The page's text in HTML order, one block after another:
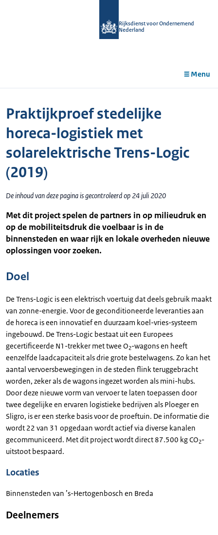
Rijksdienst voor Ondernemend
Nederland
Menu
Praktijkproef stedelijke
horeca-logistiek met
solarelektrische Trens-Logic
(2019)
De inhoud van deze pagina is gecontroleerd op 24 juli 2020
Met dit project spelen de partners in op milieudruk en
op de mobiliteitsdruk die voelbaar is in de
binnensteden en waar rijk en lokale overheden nieuwe
oplossingen voor zoeken.
Doel
De Trens-Logic is een elektrisch voertuig dat deels gebruik maakt
van zonne-energie. Voor de geconditioneerde leveranties aan
de horeca is een innovatief en duurzaam koel-vries-systeem
ingebouwd. De Trens-Logic bestaat uit een Europees
gecertificeerde N1-trekker met twee O2-wagons en heeft
eenzelfde laadcapaciteit als drie grote bestelwagens. Zo kan het
aantal vervoersbewegingen in de steden flink teruggebracht
worden, zeker als de wagons ingezet worden als mini-hubs.
Door deze nieuwe vorm van vervoer te laten toepassen door
twee degelijke en ervaren logistieke bedrijven als Ploeger en
Sligro, is er een sterke basis voor de proeftuin. De informatie die
wordt 22 van 31 opgedaan wordt actief via diverse kanalen
gecommuniceerd. Met dit project wordt direct 87.500 kg CO2-
uitstoot bespaard.
Locaties
Binnensteden van ’s-Hertogenbosch en Breda
Deelnemers